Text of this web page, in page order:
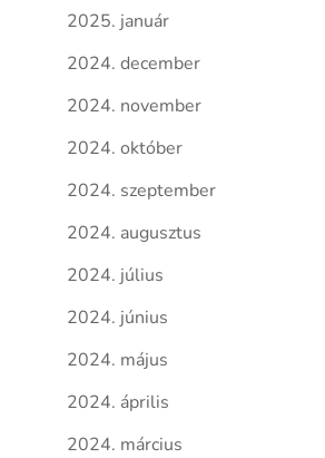
2025. január
2024. december
2024. november
2024. október
2024. szeptember
2024. augusztus
2024. július
2024. június
2024. május
2024. április
2024. március